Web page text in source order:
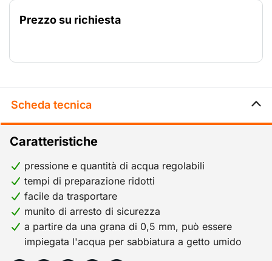
rimozione di diversi tipi di sporco da superfici dure.
Grazie alla regolazione di sostanza abrasiva, pressione
Prezzo su richiesta
Scheda tecnica
Caratteristiche
pressione e quantità di acqua regolabili
tempi di preparazione ridotti
facile da trasportare
munito di arresto di sicurezza
a partire da una grana di 0,5 mm, può essere
impiegata l'acqua per sabbiatura a getto umido